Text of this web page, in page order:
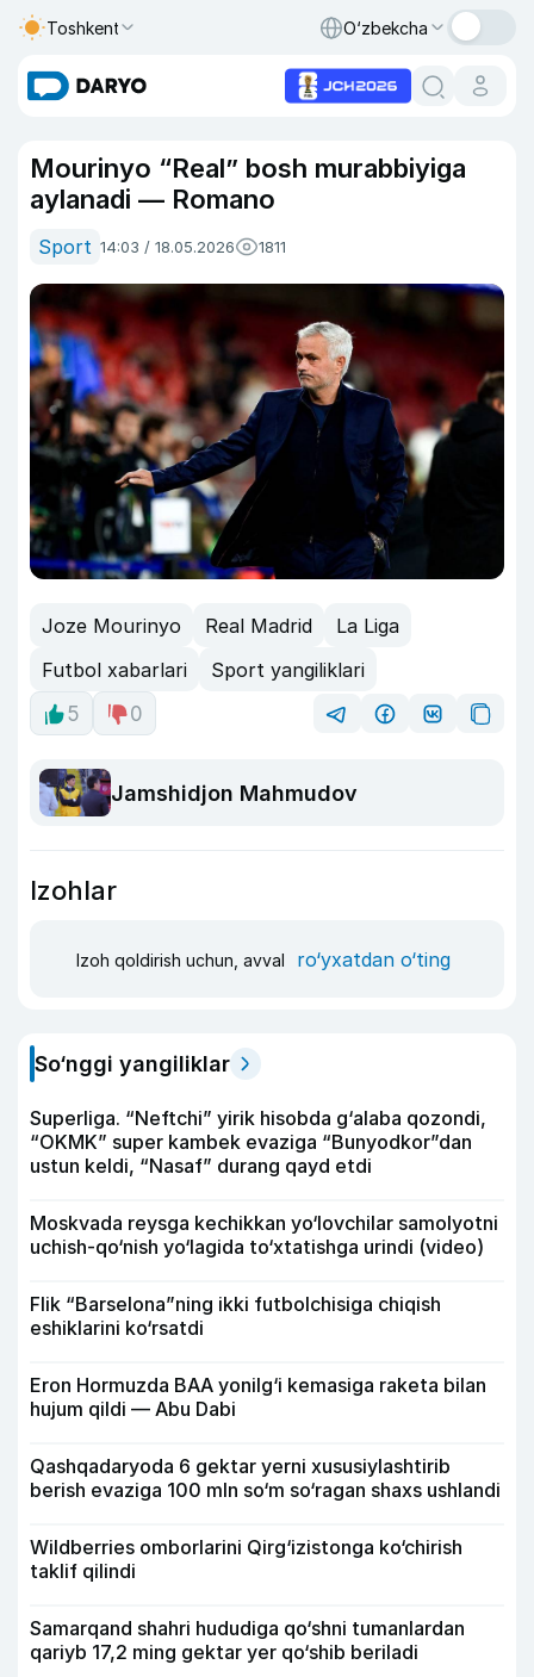
Toshkent O‘zbekcha
Mourinyo “Real” bosh murabbiyiga
aylanadi — Romano
Sport 14:03 / 18.05.2026 1811
Joze Mourinyo Real Madrid
La Liga
Futbol xabarlari
Sport yangiliklari
5
0
Jamshidjon Mahmudov
Izohlar
Izoh qoldirish uchun, avval ro‘yxatdan o‘ting
So‘nggi yangiliklar
Superliga. “Neftchi” yirik hisobda g‘alaba qozondi,
“OKMK” super kambek evaziga “Bunyodkor”dan
ustun keldi, “Nasaf” durang qayd etdi
Moskvada reysga kechikkan yo‘lovchilar samolyotni
uchish-qo‘nish yo‘lagida to‘xtatishga urindi (video)
Flik “Barselona”ning ikki futbolchisiga chiqish
eshiklarini ko‘rsatdi
Eron Hormuzda BAA yonilg‘i kemasiga raketa bilan
hujum qildi — Abu Dabi
Qashqadaryoda 6 gektar yerni xususiylashtirib
berish evaziga 100 mln so‘m so‘ragan shaxs ushlandi
Wildberries omborlarini Qirg‘izistonga ko‘chirish
taklif qilindi
Samarqand shahri hududiga qo‘shni tumanlardan
qariyb 17,2 ming gektar yer qo‘shib beriladi